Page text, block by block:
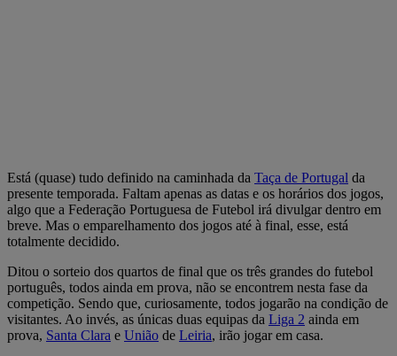
Está (quase) tudo definido na caminhada da Taça de Portugal da
presente temporada. Faltam apenas as datas e os horários dos jogos,
algo que a Federação Portuguesa de Futebol irá divulgar dentro em
breve. Mas o emparelhamento dos jogos até à final, esse, está
totalmente decidido.
Ditou o sorteio dos quartos de final que os três grandes do futebol
português, todos ainda em prova, não se encontrem nesta fase da
competição. Sendo que, curiosamente, todos jogarão na condição de
visitantes. Ao invés, as únicas duas equipas da Liga 2 ainda em
prova, Santa Clara e União de Leiria, irão jogar em casa.